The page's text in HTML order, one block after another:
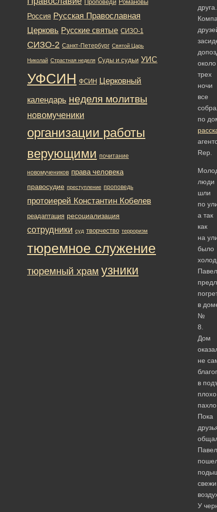
друга.
около
трех
ночи
все
по
Rep.
люди
шли
по
а так
как
на
было
Павел
в
№
8.
Дом
не
в
плохо
Пока
Павел
У
Проповеди Романовы
Россия Русская Православная
Церковь Русские святые СИЗО-1
СИЗО-2 Санкт-Петербург Святой Царь
Николай Страстная неделя Суды и судьи УИС
УФСИН ФСИН Церковный
календарь неделя молитвы
новомученики
организации работы
верующими почитание
новомучеников права человека
правосудие преступление проповедь
протоиерей Константин Кобелев
реадаптация ресоциализация
сотрудники суд творчество терроризм
тюремное служение
тюремный храм узники